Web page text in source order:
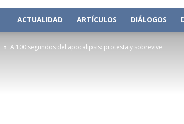
ACTUALIDAD ARTÍCULOS DIÁLOGOS
A 100 segundos del apocalipsis: protesta y sobrevive